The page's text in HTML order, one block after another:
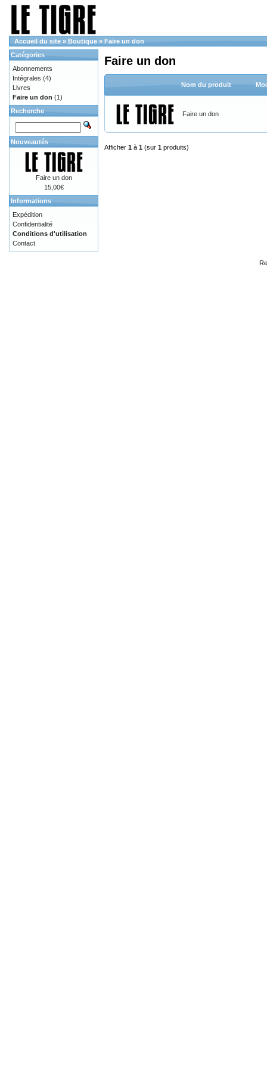
Accueil du site » Boutique » Faire un don
Faire un don
Nom du produit
Faire un don
Afficher 1 à 1 (sur 1 produits)
Catégories
Abonnements
Intégrales (4)
Livres
Faire un don (1)
Recherche
Nouveautés
Faire un don
15,00€
Informations
Expédition
Confidentialité
Conditions d'utilisation
Contact